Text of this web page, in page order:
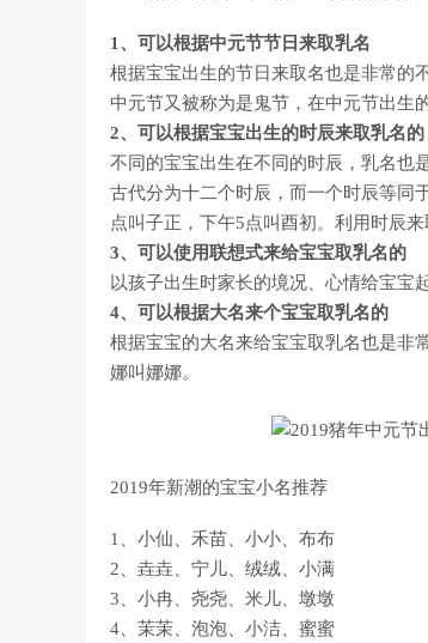
1、可以根据中元节节日来取乳名
根据宝宝出生的节日来取名也是非常的
中元节又被称为是鬼节，在中元节出生
2、可以根据宝宝出生的时辰来取乳名的
不同的宝宝出生在不同的时辰，乳名也
古代分为十二个时辰，而一个时辰等同
点叫子正，下午5点叫酉初。利用时辰
3、可以使用联想式来给宝宝取乳名的
以孩子出生时家长的境况、心情给宝宝
4、可以根据大名来个宝宝取乳名的
根据宝宝的大名来给宝宝取乳名也是非
娜叫娜娜。
2019年新潮的宝宝小名推荐
1、小仙、禾苗、小小、布布
2、垚垚、宁儿、绒绒、小满
3、小冉、尧尧、米儿、墩墩
4、茉茉、泡泡、小洁、蜜蜜